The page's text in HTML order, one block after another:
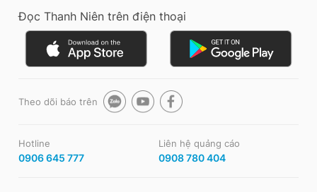
Đọc Thanh Niên trên điện thoại
Theo dõi báo trên
Hotline
0906 645 777
Liên hệ quảng cáo
0908 780 404